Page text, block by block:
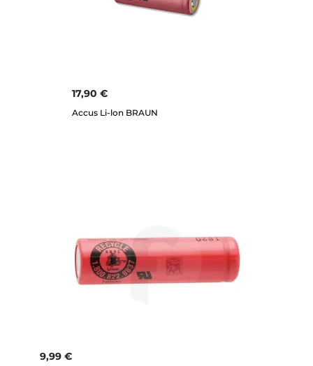
17,90 €
Accus Li-lon BRAUN
9,99 €